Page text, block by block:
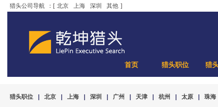
猎头公司导航 ：[ 北京 上海 深圳 其他 ]
首页 猎头职位 猎
猎头职位 北京 上海 深圳 广州 天津 杭州 太原 珠海